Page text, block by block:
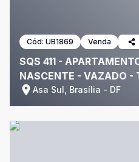
Cód: UB1869 Venda
SQS 411 -
NASCENTE - VAZADO -
Asa Sul, Brasília - DF